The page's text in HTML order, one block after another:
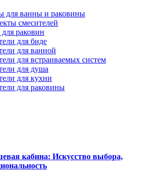
для ванны и раковины
смесителей
раковин
для биде
для ванной
для встраиваемых систем
для душа
для кухни
для раковины
кабина: Искусство выбора,